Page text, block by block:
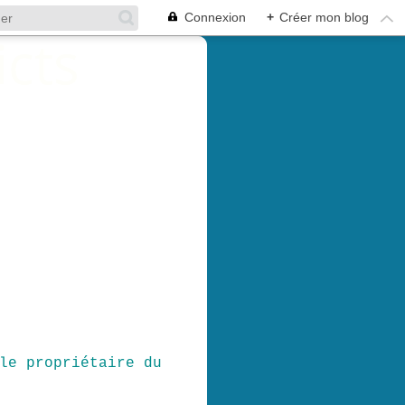
Connexion + Créer mon blog
propriétaire du